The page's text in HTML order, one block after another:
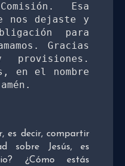
Esa
nos dejaste y
para
Gracias
en el nombre
es decir, compartir
sobre Jesús, es
¿Cómo estás